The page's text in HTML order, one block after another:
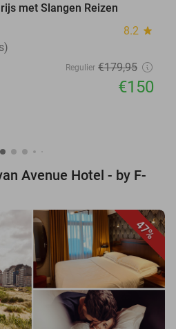
met Slangen Reizen
8.2 star
Regulier €179,95
€150
Avenue Hotel - by F-
47%